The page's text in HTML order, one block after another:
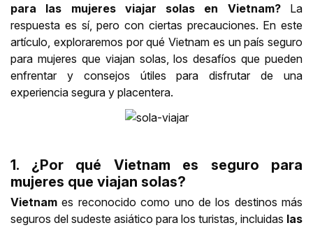
para las mujeres viajar solas en Vietnam?La
respuesta es sí, pero con ciertas precauciones. En este
artículo, exploraremos por qué Vietnam es un país seguro
para mujeres que viajan solas, los desafíos que pueden
enfrentar y consejos útiles para disfrutar de una
experiencia segura y placentera.
1. ¿Por qué Vietnam es seguro para
mujeres que viajan solas?
Vietnam es reconocido como uno de los destinos más
seguros del sudeste asiático para los turistas, incluidas las